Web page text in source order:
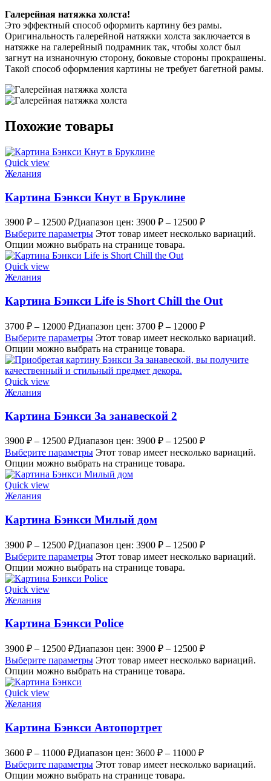
Галерейная натяжка холста!
Это эффектный способ оформить картину без рамы.
Оригинальность галерейной натяжки холста заключается в
натяжке на галерейный подрамник так, чтобы холст был
загнут на изнаночную сторону, боковые стороны прокрашены.
Такой способ оформления картины не требует багетной рамы.
Похожие товары
Quick view
Желания
Картина Бэнкси Кнут в Бруклине
3900 ₽ – 12500 ₽Диапазон цен: 3900 ₽ – 12500 ₽
Выберите параметры Этот товар имеет несколько вариаций.
Опции можно выбрать на странице товара.
Quick view
Желания
Картина Бэнкси Life is Short Chill the Out
3700 ₽ – 12000 ₽Диапазон цен: 3700 ₽ – 12000 ₽
Выберите параметры Этот товар имеет несколько вариаций.
Опции можно выбрать на странице товара.
Quick view
Желания
Картина Бэнкси За занавеской 2
3900 ₽ – 12500 ₽Диапазон цен: 3900 ₽ – 12500 ₽
Выберите параметры Этот товар имеет несколько вариаций.
Опции можно выбрать на странице товара.
Quick view
Желания
Картина Бэнкси Милый дом
3900 ₽ – 12500 ₽Диапазон цен: 3900 ₽ – 12500 ₽
Выберите параметры Этот товар имеет несколько вариаций.
Опции можно выбрать на странице товара.
Quick view
Желания
Картина Бэнкси Police
3900 ₽ – 12500 ₽Диапазон цен: 3900 ₽ – 12500 ₽
Выберите параметры Этот товар имеет несколько вариаций.
Опции можно выбрать на странице товара.
Quick view
Желания
Картина Бэнкси Автопортрет
3600 ₽ – 11000 ₽Диапазон цен: 3600 ₽ – 11000 ₽
Выберите параметры Этот товар имеет несколько вариаций.
Опции можно выбрать на странице товара.